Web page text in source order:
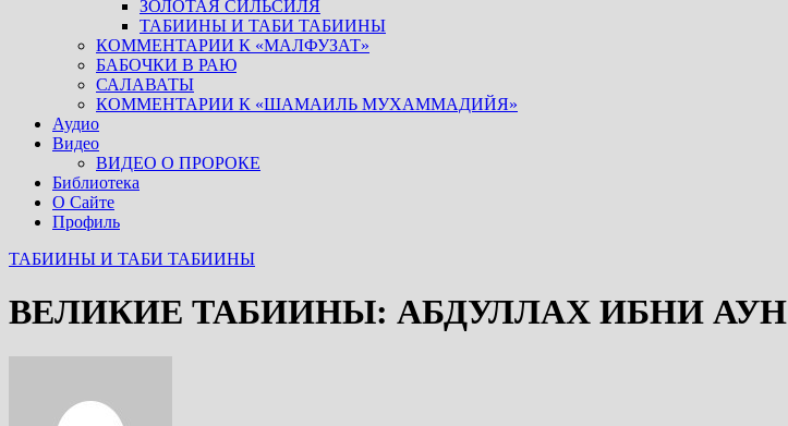
ЗОЛОТАЯ СИЛЬСИЛЯ
ТАБИИНЫ И ТАБИ ТАБИИНЫ
КОММЕНТАРИИ К «МАЛФУЗАТ»
БАБОЧКИ В РАЮ
САЛАВАТЫ
КОММЕНТАРИИ К «ШАМАИЛЬ МУХАММАДИЙЯ»
Аудио
Видео
ВИДЕО О ПРОРОКЕ
Библиотека
О Сайте
Профиль
ТАБИИНЫ И ТАБИ ТАБИИНЫ
ВЕЛИКИЕ ТАБИИНЫ: АБДУЛЛАХ ИБНИ АУН